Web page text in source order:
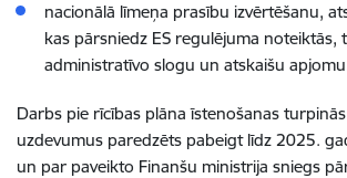
nacionālā līmeņa prasību izvērtēšanu,
kas pārsniedz ES regulējuma noteiktās,
administratīvo slogu un atskaišu
Darbs pie rīcības plāna īstenošanas
uzdevumus paredzēts pabeigt līdz 2025.
un par paveikto Finanšu ministrija sniegs